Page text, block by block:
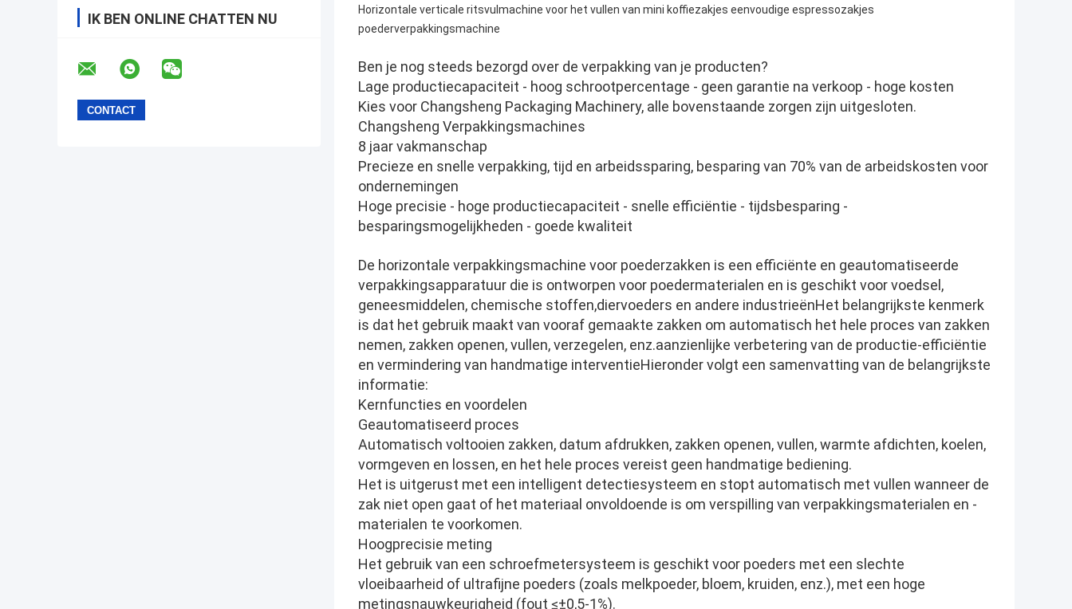
IK BEN ONLINE CHATTEN NU
Horizontale verticale ritsvulmachine voor het vullen van mini koffiezakjes eenvoudige espressozakjes
poederverpakkingsmachine
Ben je nog steeds bezorgd over de verpakking van je producten?
Lage productiecapaciteit - hoog schrootpercentage - geen garantie na verkoop - hoge kosten
Kies voor Changsheng Packaging Machinery, alle bovenstaande zorgen zijn uitgesloten.
Changsheng Verpakkingsmachines
8 jaar vakmanschap
Precieze en snelle verpakking, tijd en arbeidssparing, besparing van 70% van de arbeidskosten voor
ondernemingen
Hoge precisie - hoge productiecapaciteit - snelle efficiëntie - tijdsbesparing -
besparingsmogelijkheden - goede kwaliteit
De horizontale verpakkingsmachine voor poederzakken is een efficiënte en geautomatiseerde
verpakkingsapparatuur die is ontworpen voor poedermaterialen en is geschikt voor voedsel,
geneesmiddelen, chemische stoffen,diervoeders en andere industrieënHet belangrijkste kenmerk
is dat het gebruik maakt van vooraf gemaakte zakken om automatisch het hele proces van zakken
nemen, zakken openen, vullen, verzegelen, enz.aanzienlijke verbetering van de productie-efficiëntie
en vermindering van handmatige interventieHieronder volgt een samenvatting van de belangrijkste
informatie:
Kernfuncties en voordelen
Geautomatiseerd proces
Automatisch voltooien zakken, datum afdrukken, zakken openen, vullen, warmte afdichten, koelen,
vormgeven en lossen, en het hele proces vereist geen handmatige bediening.
Het is uitgerust met een intelligent detectiesysteem en stopt automatisch met vullen wanneer de
zak niet open gaat of het materiaal onvoldoende is om verspilling van verpakkingsmaterialen en -
materialen te voorkomen.
Hoogprecisie meting
Het gebruik van een schroefmetersysteem is geschikt voor poeders met een slechte
vloeibaarheid of ultrafijne poeders (zoals melkpoeder, bloem, kruiden, enz.), met een hoge
metingsnauwkeurigheid (fout ≤±0,5-1%).